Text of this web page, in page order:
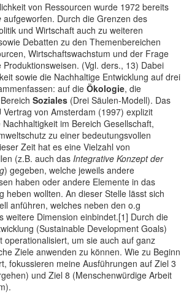
von Ressourcen wurde 1972 bereits
aufgeworfen. Durch die Grenzen des
und Wirtschaft auch zu weiteren
Debatten zu den Themenbereichen
Wirtschaftswachstum und der Frage
(Vgl. ders., 13) Dabei
sowie die Nachhaltige Entwicklung auf drei
auf die Ökologie, die
Soziales (Drei Säulen-Modell). Das
von Amsterdam (1997) explizit
im Bereich Gesellschaft,
zu einer bedeutungsvollen
Zeit hat es eine Vielzahl von
(z.B. auch das Integrative Konzept der
) gegeben, welche jeweils andere
haben oder andere Elemente in das
heben wollten. An dieser Stelle lässt sich
anführen, welches neben den o.g
weitere Dimension einbindet.[1] Durch die
(Sustainable Development Goals)
operationalisiert, um sie auch auf ganz
Ziele anwenden zu können. Wie zu Beginn
fokussieren meine Ausführungen auf Ziel 3
und Ziel 8 (Menschenwürdige Arbeit